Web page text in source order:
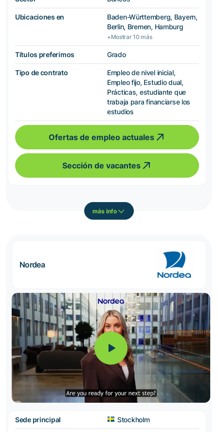
Ubicaciones en
Baden-Württemberg, Bayern,
Berlin, Bremen, Hamburg
+Mostrar 10 más
Títulos preferimos Grado
Tipo de contrato
Empleo de nivel inicial,
Empleo fijo, Estudio dual,
Prácticas, estudiante que
trabaja para financiarse los
estudios
Ofertas de empleo actuales
Sección de vacantes
más info
Nordea
Sede principal Stockholm